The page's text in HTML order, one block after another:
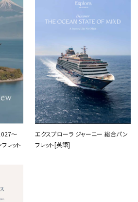
～
レット
エクスプローラ ジャーニー 総合パン
フレット[英語]